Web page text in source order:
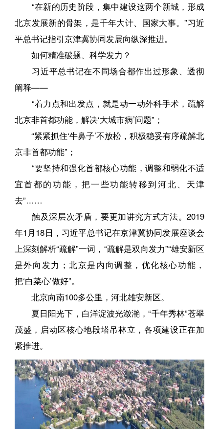
“在新的历史阶段，集中建设这两个新城，形成
北京发展新的骨架，是千年大计、国家大事。”习近
平总书记指引京津冀协同发展向纵深推进。
如何精准破题、科学发力？
习近平总书记在不同场合都作出过形象、透彻
阐释——
“着力点和出发点，就是动一动外科手术，疏解
北京非首都功能，解决‘大城市病’问题”；
“紧紧抓住‘牛鼻子’不放松，积极稳妥有序疏解北
京非首都功能”；
“要坚持和强化首都核心功能，调整和弱化不适
宜首都的功能，把一些功能转移到河北、天津
去”……
触及深层次矛盾，要更加讲究方式方法。2019
年1月18日，习近平总书记在京津冀协同发展座谈会
上深刻解析“疏解”一词，“疏解是双向发力”“雄安新区
是外向发力；北京是内向调整，优化核心功能，
把‘白菜心’做好”。
北京向南100多公里，河北雄安新区。
夏日阳光下，白洋淀波光潋滟，“千年秀林”苍翠
茂盛，启动区核心地段塔吊林立，各项建设正在加
紧推进。